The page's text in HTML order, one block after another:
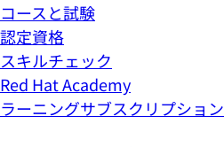
コースと試験
認定資格
スキルチェック
Red Hat Academy
ラーニングサブスクリプション